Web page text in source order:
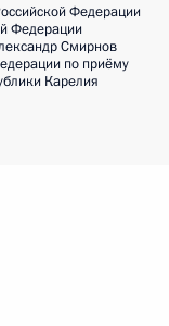
Федерации
Федерации
Смирнов
по приёму
Карелия